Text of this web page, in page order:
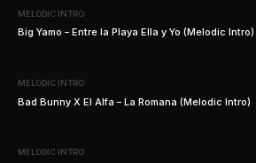
MELODIC INTRO
Big Yamo – Entre la Playa Ella y Yo (Melodic Intro)
MELODIC INTRO
Bad Bunny X El Alfa – La Romana (Melodic Intro)
MELODIC INTRO